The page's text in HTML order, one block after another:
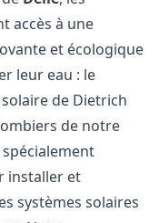
accès à une
et écologique
leur eau : le
de Dietrich
de notre
installer et
systèmes solaires